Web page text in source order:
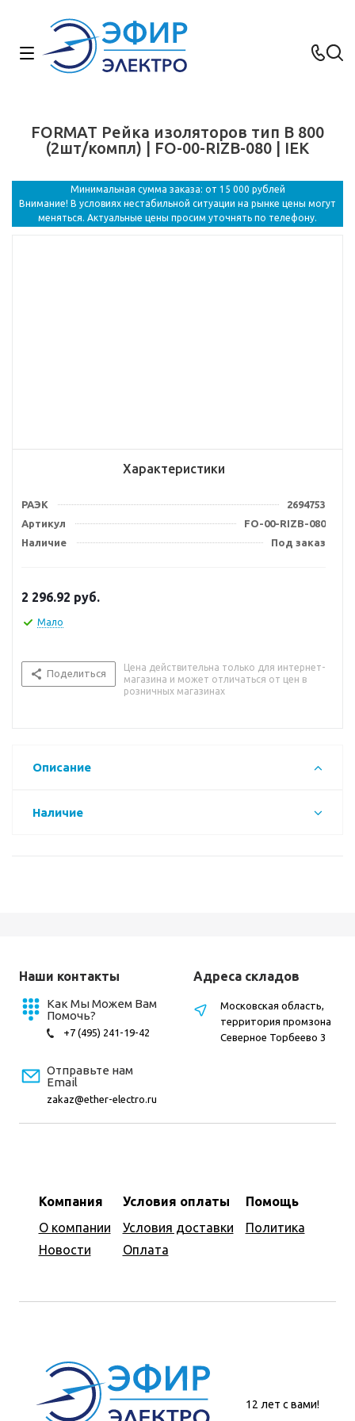
FORMAT Рейка изоляторов тип B 800
(2шт/компл) | FO-00-RIZB-080 | IEK
Минимальная сумма заказа: от 15 000 рублей
Внимание! В условиях нестабильной ситуации на рынке цены могут
меняться. Актуальные цены просим уточнять по телефону.
Характеристики
РАЭК
2694753
Артикул
FO-00-RIZB-080
Наличие
Под заказ
2 296.92 руб.
Мало
Поделиться
Цена действительна только для интернет-
магазина и может отличаться от цен в
розничных магазинах
Описание
Наличие
Наши контакты
Как Мы Можем Вам
Помочь?
+7 (495) 241-19-42
Отправьте нам
Email
zakaz@ether-electro.ru
Компания
О компании
Новости
Условия оплаты
Условия доставки
Оплата
Помощь
Политика
Адреса складов
Московская область,
территория промзона
Северное Торбеево 3
12 лет с вами!